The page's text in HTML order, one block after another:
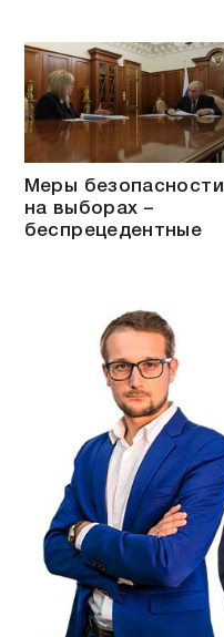
Меры безопасности
на выборах –
беспрецедентные